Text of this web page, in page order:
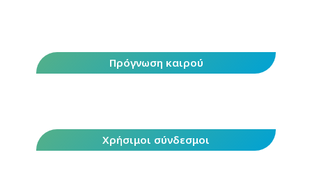
Πρόγνωση καιρού
Χρήσιμοι σύνδεσμοι